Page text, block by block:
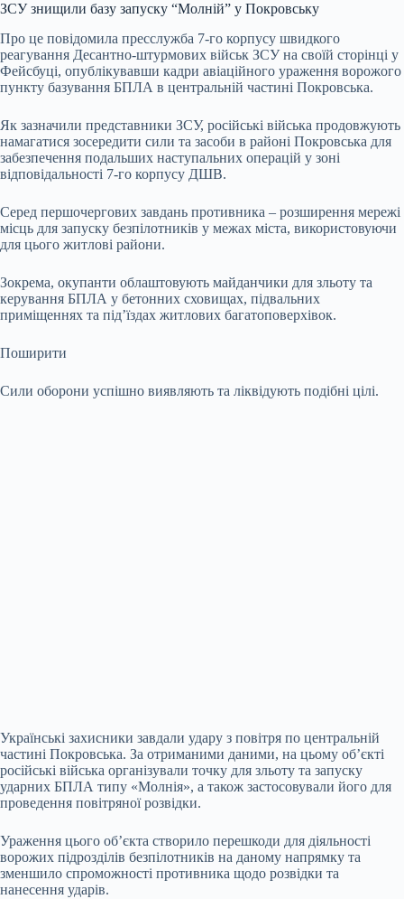
ЗСУ знищили базу запуску “Молній” у Покровську
Про це повідомила пресслужба 7-го корпусу швидкого
реагування Десантно-штурмових військ ЗСУ на своїй сторінці у
Фейсбуці, опублікувавши кадри авіаційного ураження ворожого
пункту базування БПЛА в центральній частині Покровська.
Як зазначили представники ЗСУ, російські війська продовжують
намагатися зосередити сили та засоби в районі Покровська для
забезпечення подальших наступальних операцій у зоні
відповідальності 7-го корпусу ДШВ.
Серед першочергових завдань противника – розширення мережі
місць для запуску безпілотників у межах міста, використовуючи
для цього житлові райони.
Зокрема, окупанти облаштовують майданчики для зльоту та
керування БПЛА у бетонних сховищах, підвальних
приміщеннях та під’їздах житлових багатоповерхівок.
Поширити
Сили оборони успішно виявляють та ліквідують подібні цілі.
Українські захисники завдали удару з повітря по центральній
частині Покровська. За отриманими даними, на цьому об’єкті
російські війська організували точку для зльоту та запуску
ударних БПЛА типу «Молнія», а також застосовували його для
проведення повітряної розвідки.
Ураження цього об’єкта створило перешкоди для діяльності
ворожих підрозділів безпілотників на даному напрямку та
зменшило спроможності противника щодо розвідки та
нанесення ударів.